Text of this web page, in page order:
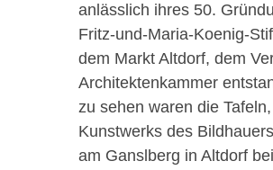
anlässlich ihres 50.
Fritz-und-Maria-Koenig-
dem Markt Altdorf, dem
Architektenkammer
zu sehen waren die
Kunstwerks des
am Ganslberg in Altdorf